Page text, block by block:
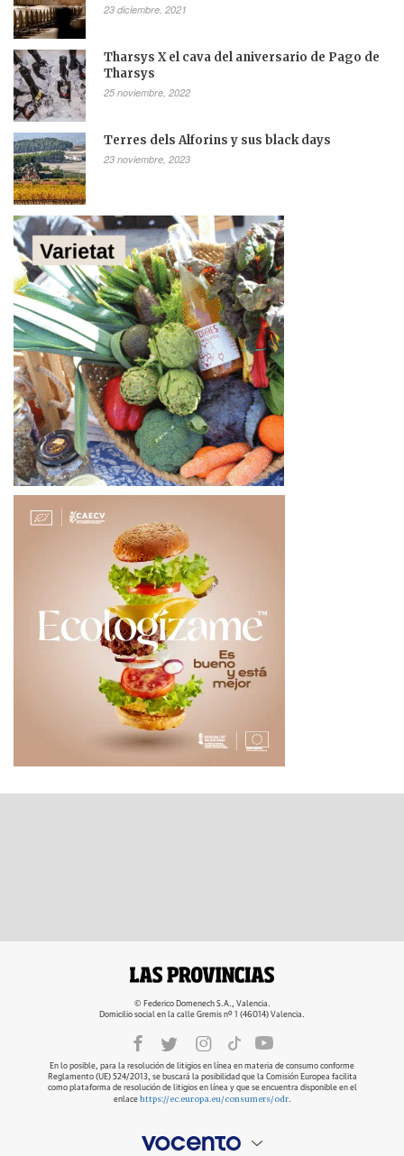
23 diciembre, 2021
Tharsys X el cava del aniversario de Pago de
Tharsys
25 noviembre, 2022
Terres dels Alforins y sus black days
23 noviembre, 2023
© Federico Domenech S.A., Valencia.
Domicilio social en la calle Gremis nº 1 (46014) Valencia.
En lo posible, para la resolución de litigios en línea en materia de consumo conforme
Reglamento (UE) 524/2013, se buscará la posibilidad que la Comisión Europea facilita
como plataforma de resolución de litigios en línea y que se encuentra disponible en el
enlace https://ec.europa.eu/consumers/odr.